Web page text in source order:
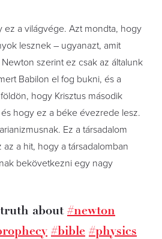
ez a világvége. Azt mondta, hogy
lesznek – ugyanazt, amit
szerint ez csak az általunk
Babilon el fog bukni, és a
hogy Krisztus második
hogy ez a béke évezrede lesz.
Ez a társadalom
az a hit, hogy a társadalomban
bekövetkezni egy nagy
about #newton
#bible #physics